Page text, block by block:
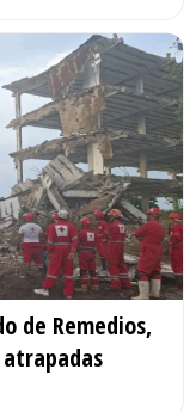
de Remedios,